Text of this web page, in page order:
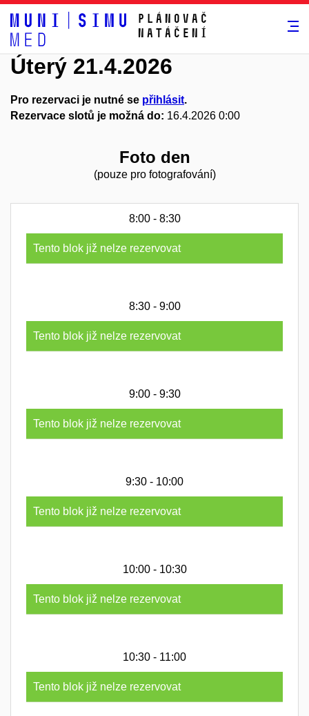
Plánovač
natáčení
Úterý 21.4.2026
Pro rezervaci je nutné se přihlásit.
Rezervace slotů je možná do: 16.4.2026 0:00
Foto den
(pouze pro fotografování)
8:00 - 8:30
Tento blok již nelze rezervovat
8:30 - 9:00
Tento blok již nelze rezervovat
9:00 - 9:30
Tento blok již nelze rezervovat
9:30 - 10:00
Tento blok již nelze rezervovat
10:00 - 10:30
Tento blok již nelze rezervovat
10:30 - 11:00
Tento blok již nelze rezervovat